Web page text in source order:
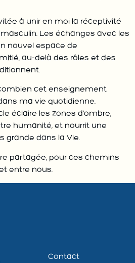
à unir en moi la réceptivité
Les échanges avec les
nouvel espace de
au-delà des rôles et des
combien cet enseignement
ma vie quotidienne.
éclaire les zones d’ombre,
humanité, et nourrit une
grande dans la Vie.
partagée, pour ces chemins
entre nous.
Contact